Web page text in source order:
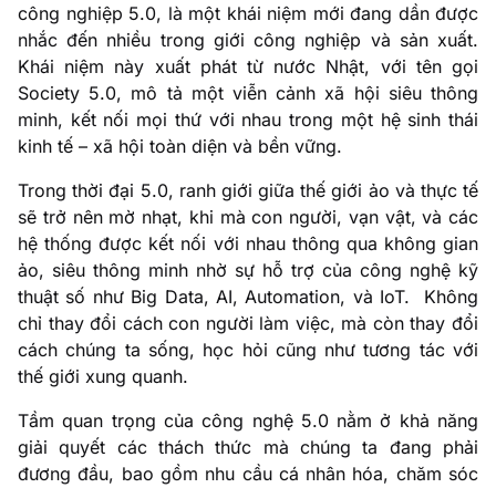
công nghiệp 5.0, là một khái niệm mới đang dần được
nhắc đến nhiều trong giới công nghiệp và sản xuất.
Khái niệm này xuất phát từ nước Nhật, với tên gọi
Society 5.0, mô tả một viễn cảnh xã hội siêu thông
minh, kết nối mọi thứ với nhau trong một hệ sinh thái
kinh tế – xã hội toàn diện và bền vững.
Trong thời đại 5.0, ranh giới giữa thế giới ảo và thực tế
sẽ trở nên mờ nhạt, khi mà con người, vạn vật, và các
hệ thống được kết nối với nhau thông qua không gian
ảo, siêu thông minh nhờ sự hỗ trợ của công nghệ kỹ
thuật số như Big Data, AI, Automation, và IoT. Không
chỉ thay đổi cách con người làm việc, mà còn thay đổi
cách chúng ta sống, học hỏi cũng như tương tác với
thế giới xung quanh.
Tầm quan trọng của công nghệ 5.0 nằm ở khả năng
giải quyết các thách thức mà chúng ta đang phải
đương đầu, bao gồm nhu cầu cá nhân hóa, chăm sóc